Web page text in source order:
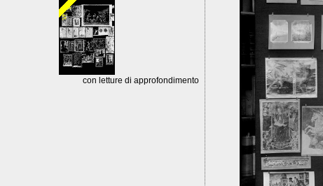
con letture di approfondimento